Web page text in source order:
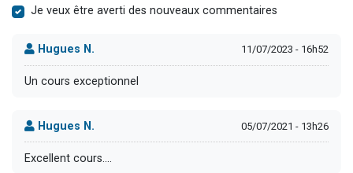
Je veux être averti des nouveaux commentaires
Hugues N. 11/07/2023 - 16h52
Un cours exceptionnel
Hugues N. 05/07/2021 - 13h26
Excellent cours....